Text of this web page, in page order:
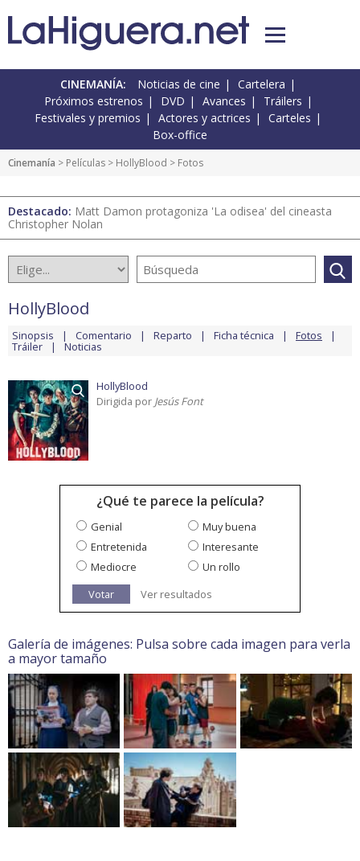
CINEMANÍA: Noticias de cine
Cartelera
Próximos estrenos
DVD Avances
Tráilers
Festivales y premios
Actores y actrices
Carteles
Box-office
Cinemanía > Películas > HollyBlood > Fotos
Destacado: Matt Damon protagoniza 'La odisea' del cineasta
Christopher Nolan
HollyBlood
Sinopsis Comentario Reparto Ficha técnica Fotos
Tráiler Noticias
HollyBlood
Dirigida por Jesús Font
¿Qué te parece la película?
Genial
Muy buena
Entretenida
Interesante
Mediocre
Un rollo
Votar
Ver resultados
Galería de imágenes: Pulsa sobre cada imagen para verla
a mayor tamaño